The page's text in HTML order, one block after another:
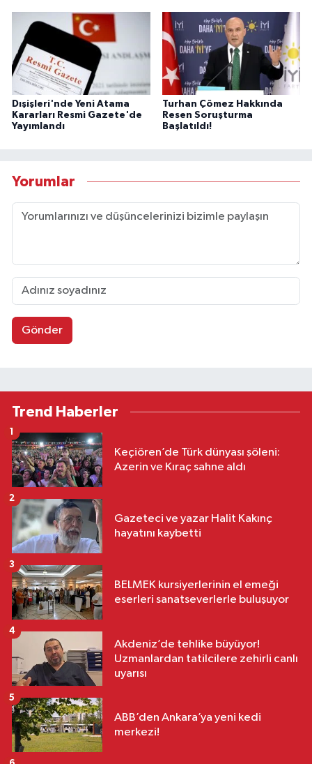
Dışişleri'nde Yeni Atama
Kararları Resmi Gazete'de
Yayımlandı
Turhan Çömez Hakkında
Resen Soruşturma
Başlatıldı!
Yorumlar
Gönder
Trend Haberler
Keçiören’de Türk dünyası şöleni:
Azerin ve Kıraç sahne aldı
Gazeteci ve yazar Halit Kakınç
hayatını kaybetti
2
BELMEK kursiyerlerinin el emeği
eserleri sanatseverlerle buluşuyor
3
Akdeniz’de tehlike büyüyor!
Uzmanlardan tatilcilere zehirli canlı
uyarısı
4
ABB’den Ankara’ya yeni kedi
merkezi!
5